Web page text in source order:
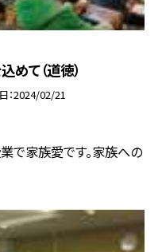
めて（道徳）
2024/02/21
で家族愛です。家族への